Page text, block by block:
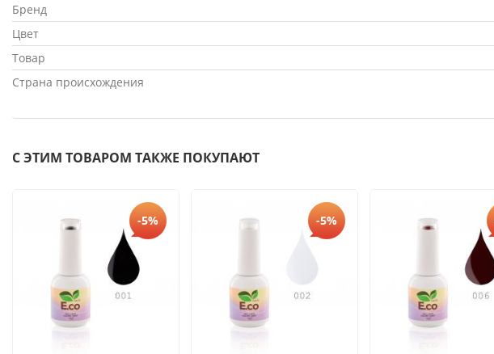
Бренд
Цвет
Товар
Страна происхождения
С ЭТИМ ТОВАРОМ ТАКЖЕ ПОКУПАЮТ
-5% -5%